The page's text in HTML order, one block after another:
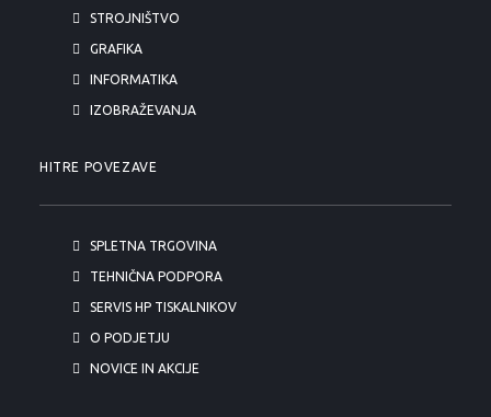
STROJNIŠTVO
GRAFIKA
INFORMATIKA
IZOBRAŽEVANJA
HITRE POVEZAVE
SPLETNA TRGOVINA
TEHNIČNA PODPORA
SERVIS HP TISKALNIKOV
O PODJETJU
NOVICE IN AKCIJE